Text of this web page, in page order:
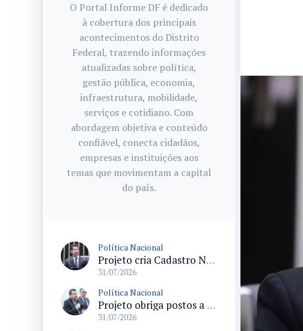
O Portal Informe DF é dedicado
à cobertura dos principais
acontecimentos do Distrito
Federal, trazendo informações
atualizadas sobre política,
gestão pública, economia,
infraestrutura, mobilidade,
serviços e cotidiano. Com
abordagem objetiva e conteúdo
confiável, conecta cidadãos,
empresas e instituições aos
temas que movimentam a capital
do país.
Política Nacional
Projeto cria Cadastro Nacional de Doenças Raras e regras para dispensação de medicamentos pelo SUS
31/07/2026
Política Nacional
Projeto obriga postos a detalhar a composição do preço dos combustíveis em documentos fiscais
31/07/2026